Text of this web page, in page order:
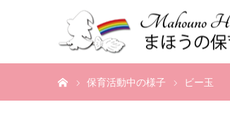
保育活動中の様子 ビー玉